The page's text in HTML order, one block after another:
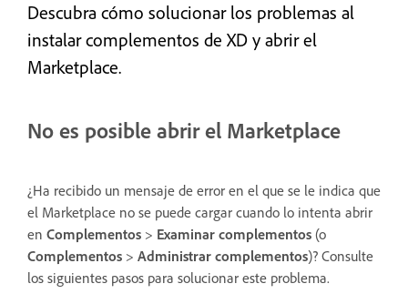
Descubra cómo solucionar los problemas al
instalar complementos de XD y abrir el
Marketplace.
No es posible abrir el Marketplace
¿Ha recibido un mensaje de error en el que se le indica que
el Marketplace no se puede cargar cuando lo intenta abrir
en Complementos > Examinar complementos (o
Complementos > Administrar complementos)? Consulte
los siguientes pasos para solucionar este problema.